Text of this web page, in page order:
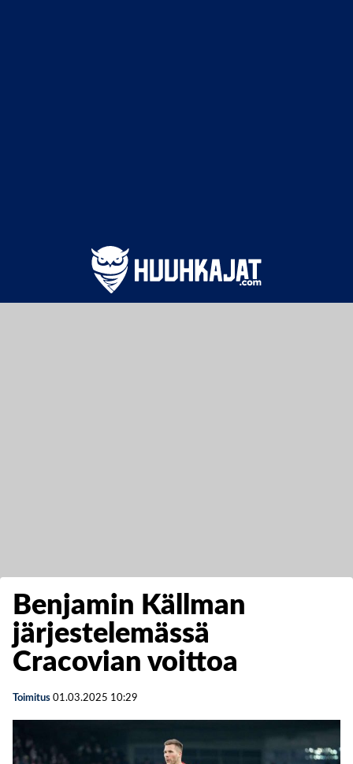
Benjamin Källman
järjestelemässä
Cracovian voittoa
Toimitus 01.03.2025 10:29